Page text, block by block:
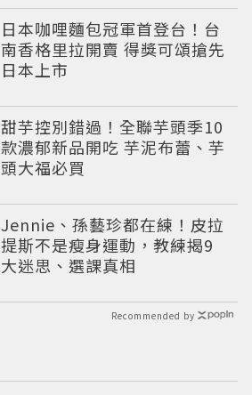
日本咖哩麵包冠軍首登台！台
南香格里拉開賣 得獎可頌搶先
日本上市
甜芋控別錯過！全聯芋頭季10
款濃郁新品開吃 芋泥布蕾、芋
頭大福必買
Jennie、孫藝珍都在練！皮拉
提斯不是瘦身運動，教練揭9
大迷思、選課真相
Recommended by